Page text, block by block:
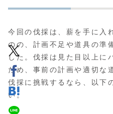
今回の伐採は、薪を手に入
のの、計画不足や道具の準
した。伐採は見た目以上に
ため、事前の計画や適切な
伐採に挑戦するなら、以下
い。